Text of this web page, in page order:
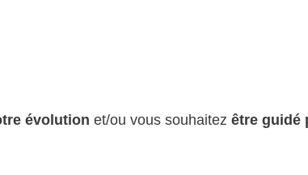
évolution et/ou vous souhaitezêtre guidé